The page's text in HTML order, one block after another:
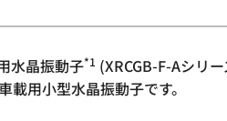
水晶振動子*1 (XRCGB-F-Aシリ
用小型水晶振動子です。